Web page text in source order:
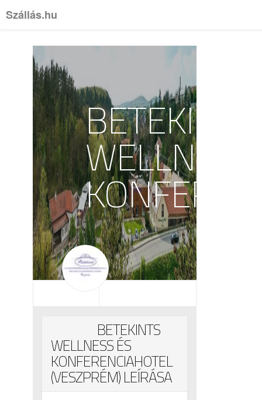
Szállás.hu
BETEKINTS
BETEKINTS
WELLNESS ÉS
KONFERENCIAHOTEL
(VESZPRÉM) LEÍRÁSA